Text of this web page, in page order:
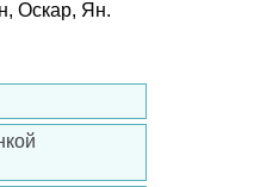
Оскар, Ян.